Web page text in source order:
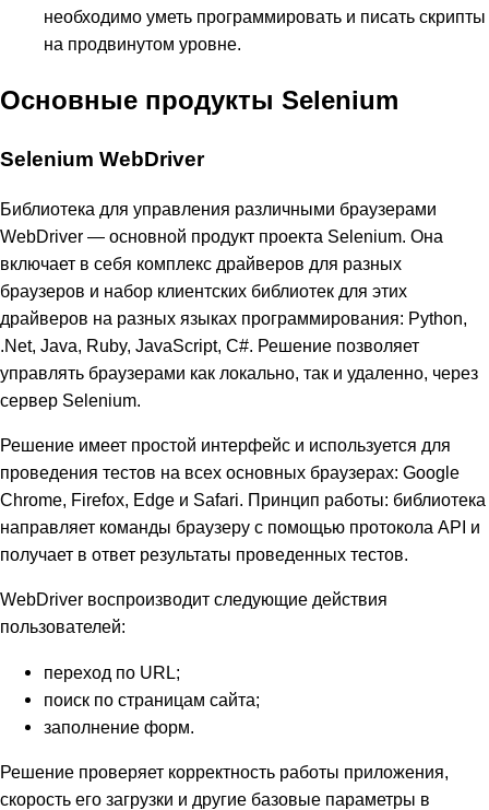
необходимо уметь программировать и писать скрипты
на продвинутом уровне.
Основные продукты Selenium
Selenium WebDriver
Библиотека для управления различными браузерами
WebDriver — основной продукт проекта Selenium. Она
включает в себя комплекс драйверов для разных
браузеров и набор клиентских библиотек для этих
драйверов на разных языках программирования: Python,
.Net, Java, Ruby, JavaScript, C#. Решение позволяет
управлять браузерами как локально, так и удаленно, через
сервер Selenium.
Решение имеет простой интерфейс и используется для
проведения тестов на всех основных браузерах: Google
Chrome, Firefox, Edge и Safari. Принцип работы: библиотека
направляет команды браузеру с помощью протокола API и
получает в ответ результаты проведенных тестов.
WebDriver воспроизводит следующие действия
пользователей:
переход по URL;
поиск по страницам сайта;
заполнение форм.
Решение проверяет корректность работы приложения,
скорость его загрузки и другие базовые параметры в